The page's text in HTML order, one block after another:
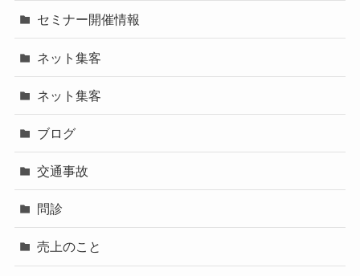
セミナー開催情報
ネット集客
ネット集客
ブログ
交通事故
問診
売上のこと